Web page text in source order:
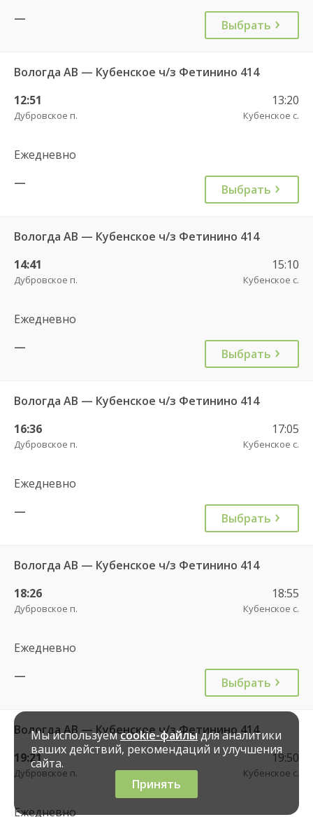
—
Выбрать
Вологда АВ — Кубенское ч/з Фетинино 414
12:51
Дубровское п.
13:20
Кубенское с.
Ежедневно
—
Выбрать
Вологда АВ — Кубенское ч/з Фетинино 414
14:41
Дубровское п.
15:10
Кубенское с.
Ежедневно
—
Выбрать
Вологда АВ — Кубенское ч/з Фетинино 414
16:36
Дубровское п.
17:05
Кубенское с.
Ежедневно
—
Выбрать
Вологда АВ — Кубенское ч/з Фетинино 414
18:26
Дубровское п.
18:55
Кубенское с.
Ежедневно
—
Выбрать
Вологда АВ — Кубенское ч/з Фетинино 414
19:21
Дубровское п.
19:50
Кубенское с.
Ежедневно
Мы используемcookie-файлыдля аналитики
ваших действий, рекомендаций и улучшения
сайта.
Принять